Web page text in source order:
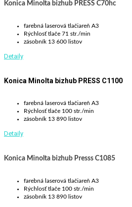
Konica Minolta bizhub PRESS C70hc
farebná laserová tlačiareň A3
Rýchlosť tlače 71 str./min
zásobník 13 600 listov
Detaily
Konica Minolta bizhub PRESS C1100
farebná laserová tlačiareň A3
Rýchlosť tlače 100 str./min
zásobník 13 890 listov
Detaily
Konica Minolta bizhub Presss C1085
farebná laserová tlačiareň A3
Rýchlosť tlače 100 str./min
zásobník 13 890 listov